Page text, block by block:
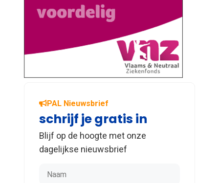
PAL Nieuwsbrief
schrijf je gratis in
Blijf op de hoogte met onze
dagelijkse nieuwsbrief